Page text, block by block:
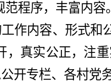
范程序，丰富内
作内容、形式和
，真实公正，注
开专栏、各村党